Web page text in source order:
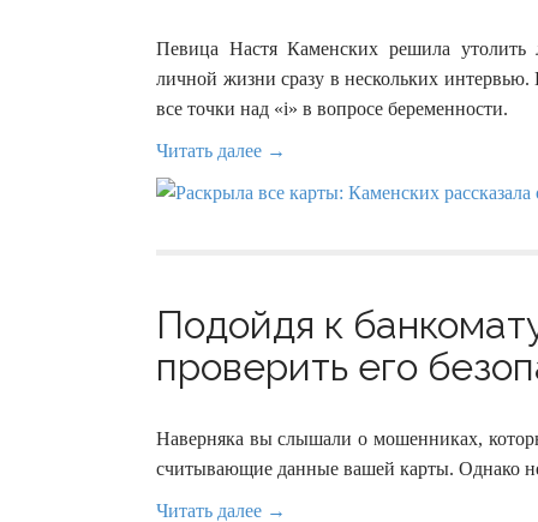
Певица Настя Каменских решила утолить
личной жизни сразу в нескольких
все точки над «і» в вопросе беременности.
Читать далее →
Подойдя к
проверить его
Наверняка вы слышали о мошенниках,
считывающие данные вашей карты. Однако
Читать далее →